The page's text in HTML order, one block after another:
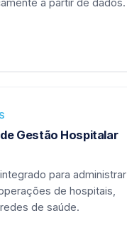
Gestão Hospitalar
para administrar
de hospitais,
de saúde.